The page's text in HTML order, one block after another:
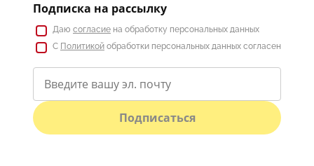
Подписка на рассылку
Даю согласие на обработку персональных данных
С Политикой обработки персональных данных согласен
Подписаться